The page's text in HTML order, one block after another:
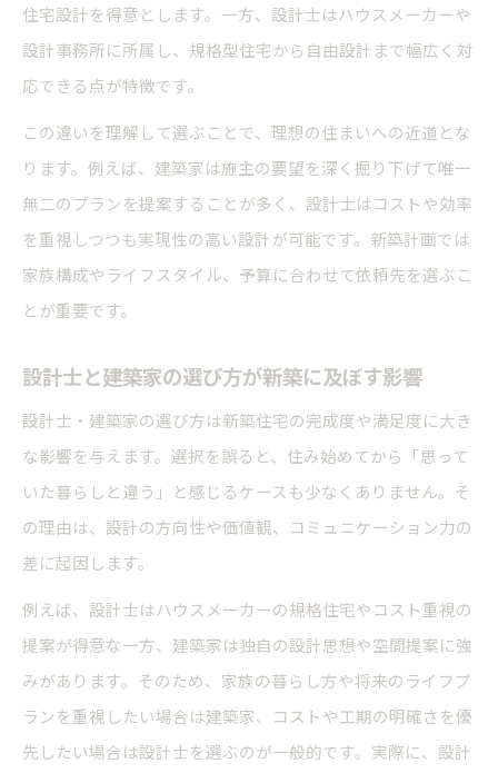
住宅設計を得意とします。一方、設計士はハウスメーカーや
設計事務所に所属し、規格型住宅から自由設計まで幅広く対
応できる点が特徴です。
この違いを理解して選ぶことで、理想の住まいへの近道とな
ります。例えば、建築家は施主の要望を深く掘り下げて唯一
無二のプランを提案することが多く、設計士はコストや効率
を重視しつつも実現性の高い設計が可能です。新築計画では
家族構成やライフスタイル、予算に合わせて依頼先を選ぶこ
とが重要です。
設計士と建築家の選び方が新築に及ぼす影響
設計士・建築家の選び方は新築住宅の完成度や満足度に大き
な影響を与えます。選択を誤ると、住み始めてから「思って
いた暮らしと違う」と感じるケースも少なくありません。そ
の理由は、設計の方向性や価値観、コミュニケーション力の
差に起因します。
例えば、設計士はハウスメーカーの規格住宅やコスト重視の
提案が得意な一方、建築家は独自の設計思想や空間提案に強
みがあります。そのため、家族の暮らし方や将来のライフプ
ランを重視したい場合は建築家、コストや工期の明確さを優
先したい場合は設計士を選ぶのが一般的です。実際に、設計